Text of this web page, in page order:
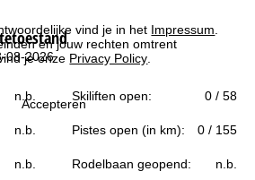
vind je in het Impressum
en jouw rechten omtrent
je onze Privacy Policy
Accepteren
08-2026
n.b. Skiliften open: 0 / 58
n.b. Pistes open (in km): 0 / 155
n.b. Rodelbaan geopend: n.b.